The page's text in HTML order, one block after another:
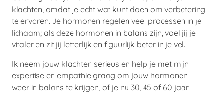
klachten, omdat je echt wat kunt doen om verbetering
te ervaren. Je hormonen regelen veel processen in je
lichaam; als deze hormonen in balans zijn, voel jij je
vitaler en zit jij letterlijk en figuurlijk beter in je vel.
Ik neem jouw klachten serieus en help je met mijn
expertise en empathie graag om jouw hormonen
weer in balans te krijgen, of je nu 30, 45 of 60 jaar